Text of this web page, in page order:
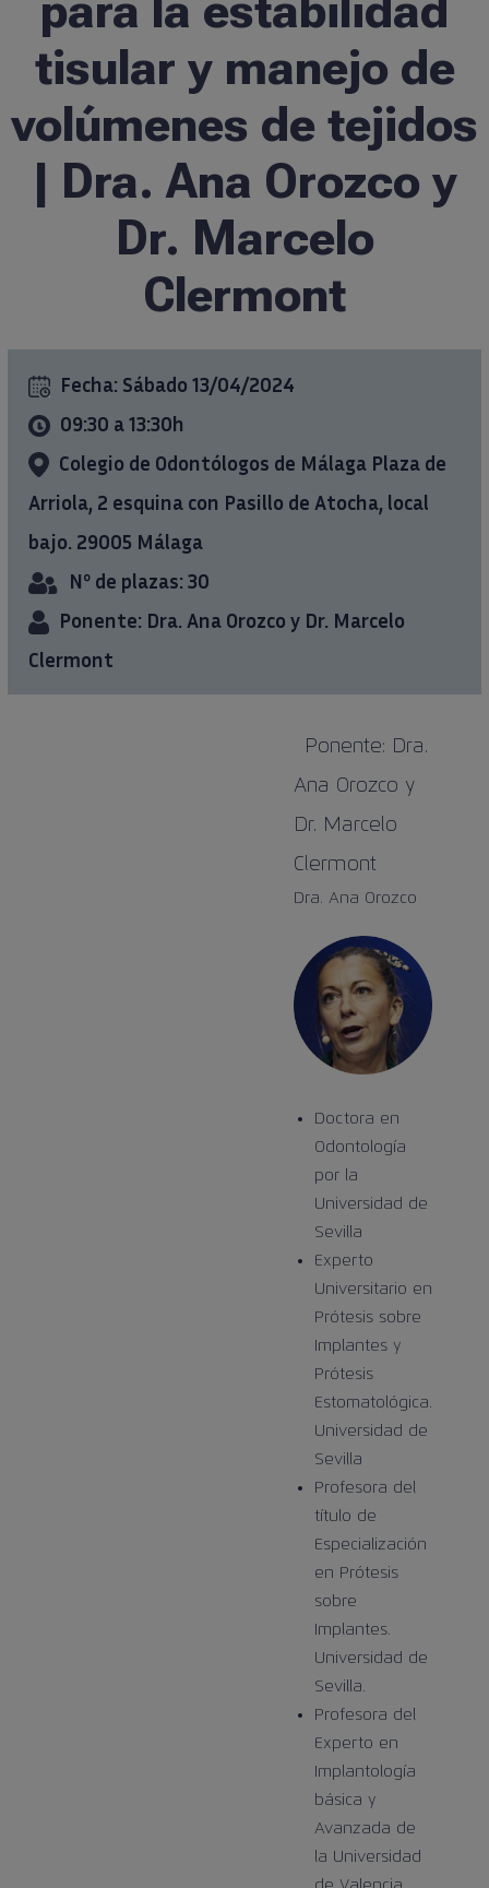
Ciencia al día
Casos clínicos
info@ticareimplants.com
Contacto
Información para pacientes
tisular y manejo de
volúmenes de tejidos
| Dra. Ana Orozco y
Dr. Marcelo
Clermont
Fecha: Sábado 13/04/2024
09:30 a 13:30h
Colegio de Odontólogos de Málaga Plaza de
Arriola, 2 esquina con Pasillo de Atocha, local
bajo. 29005 Málaga
Nº de plazas: 30
Ponente: Dra. Ana Orozco y Dr. Marcelo
Clermont
Ponente: Dra.
Ana Orozco y
Dr. Marcelo
Clermont
Dra. Ana Orozco
Doctora en
Odontología
por la
Universidad de
Sevilla
Experto
Universitario en
Prótesis sobre
Implantes y
Prótesis
Estomatológica.
Universidad de
Sevilla
Profesora del
título de
Especialización
en Prótesis
sobre
Implantes.
Universidad de
Sevilla.
Profesora del
Experto en
Implantología
básica y
Avanzada de
la Universidad